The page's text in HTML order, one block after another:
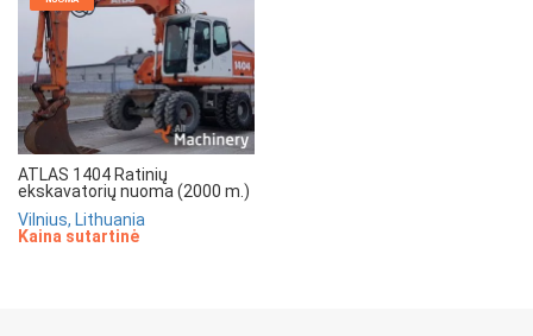
ATLAS 1404 Ratinių
ekskavatorių nuoma (2000 m.)
Vilnius, Lithuania
Kaina sutartinė